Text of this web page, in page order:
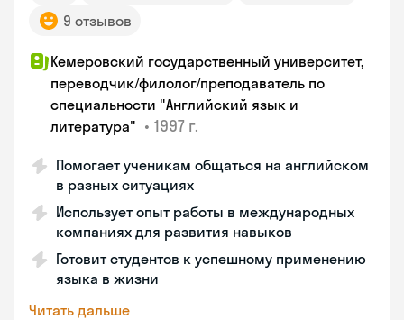
9 отзывов
Кемеровский государственный университет,
переводчик/филолог/преподаватель по
специальности "Английский язык и
литература" • 1997 г.
Помогает ученикам общаться на английском
в разных ситуациях
Использует опыт работы в международных
компаниях для развития навыков
Готовит студентов к успешному применению
языка в жизни
Читать дальше